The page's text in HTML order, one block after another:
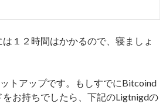
１２時間はかかるので、寝ましょ
トアップです。もしすでにBitcoind
お持ちでしたら、下記のLigtnigdの